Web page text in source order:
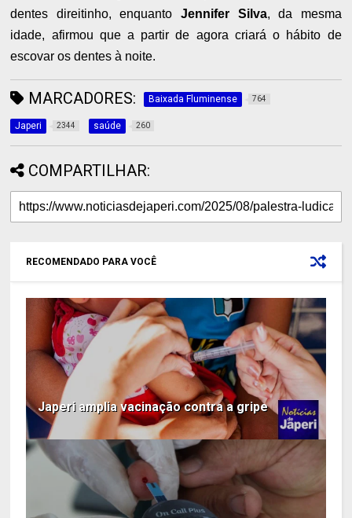
dentes direitinho, enquanto Jennifer Silva, da mesma
idade, afirmou que a partir de agora criará o hábito de
escovar os dentes à noite.
MARCADORES: Baixada Fluminense 764
Japeri 2344 saúde 260
COMPARTILHAR:
RECOMENDADO PARA VOCÊ
Japeri amplia vacinação contra a gripe